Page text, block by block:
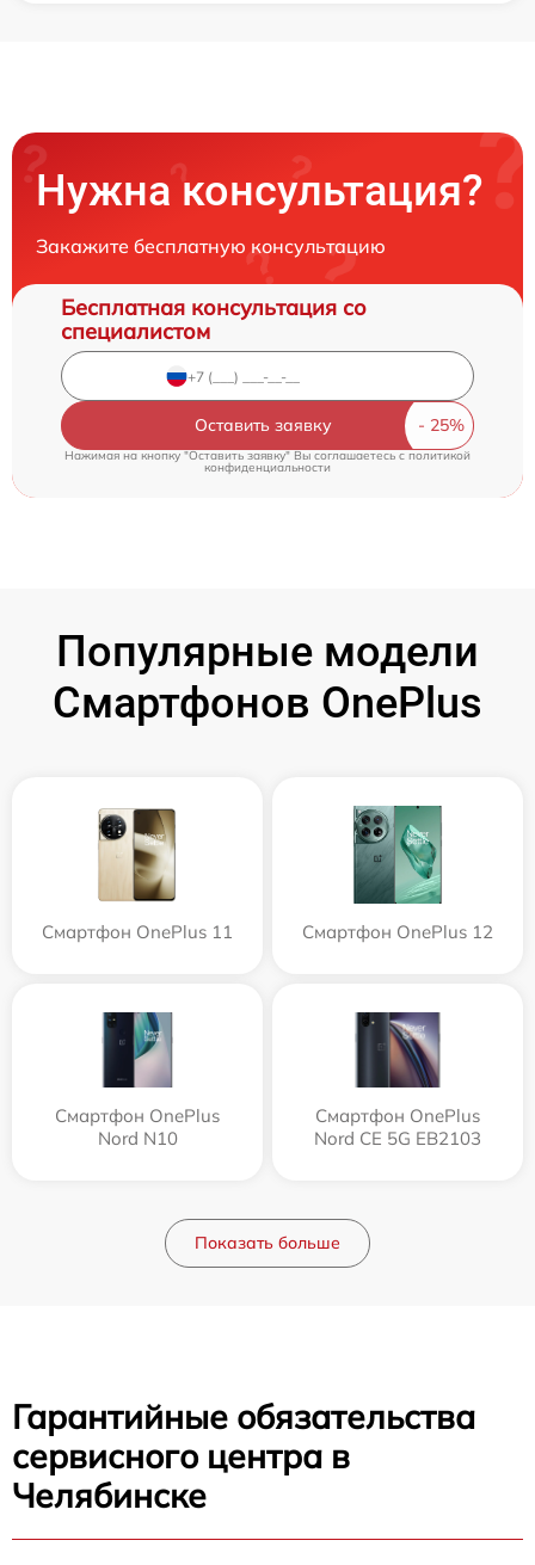
Нужна консультация?
Закажите бесплатную консультацию
Бесплатная консультация со
специалистом
Оставить заявку
Нажимая на кнопку "Оставить заявку" Вы соглашаетесь c политикой
конфиденциальности
Популярные модели
Смартфонов OnePlus
Смартфон OnePlus 11 Смартфон OnePlus 12
Смартфон OnePlus
Nord N10
Смартфон OnePlus
Nord CE 5G EB2103
Показать больше
Гарантийные обязательства
сервисного центра в
Челябинске